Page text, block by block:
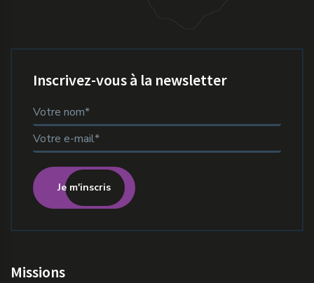
Inscrivez-vous à la newsletter
Je m'inscris
Missions